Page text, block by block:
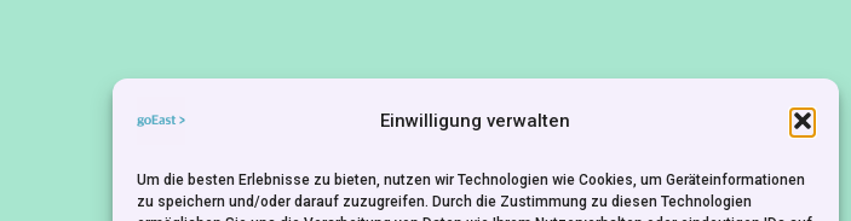
Einwilligung verwalten
Um die besten Erlebnisse zu bieten, nutzen wir Technologien wie Cookies, um Geräteinformationen
zu speichern und/oder darauf zuzugreifen. Durch die Zustimmung zu diesen Technologien